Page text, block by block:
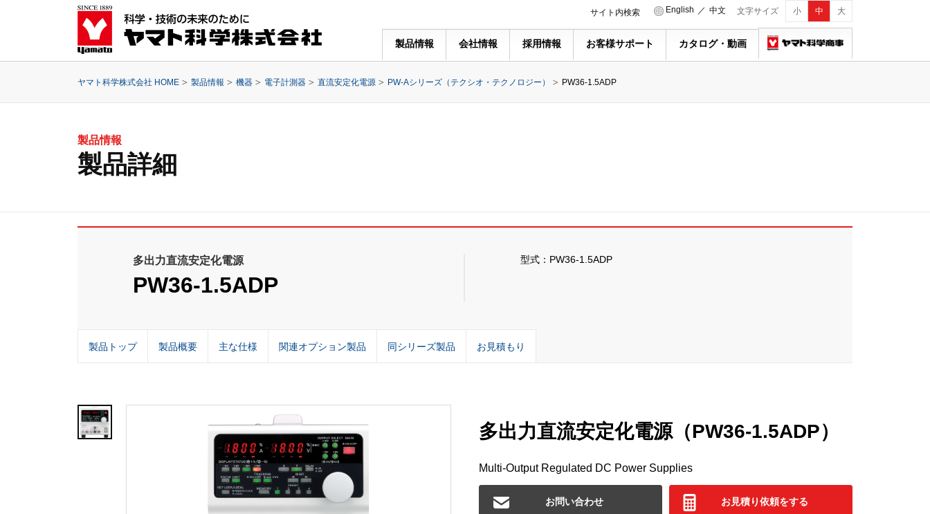
文字サイズ 小 中 大
English ／ 中文
サイト内検索
製品情報 会社情報 採用情報 お客様サポート カタログ・動画
ヤマト科学株式会社 HOME 製品情報 機器 電子計測器 直流安定化電源 PW-Aシリーズ（テクシオ・テクノロジー） PW36-1.5ADP
製品情報
製品詳細
多出力直流安定化電源
PW36-1.5ADP
型式：PW36-1.5ADP
製品トップ 製品概要 主な仕様 関連オプション製品 同シリーズ製品 お見積もり
多出力直流安定化電源（PW36-1.5ADP）
Multi-Output Regulated DC Power Supplies
お問い合わせ お見積り依頼をする